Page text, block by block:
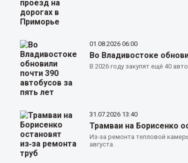
01.08.2026 06:00
Во Владивостоке
В 2026 году закупят ещё 40
31.07.2026 13:40
Трамваи на Борисенко
Из‑за ремонта тепловой
августа.